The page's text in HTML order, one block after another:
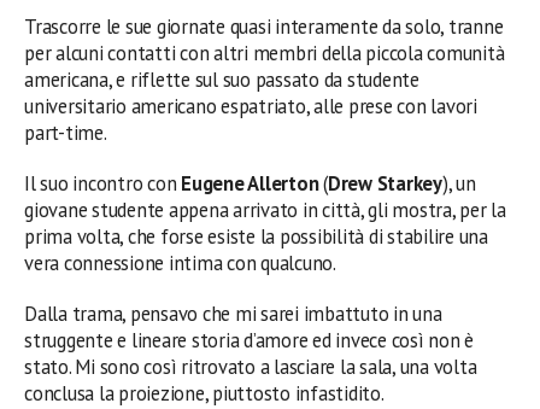
Trascorre le sue giornate quasi interamente da solo, tranne
per alcuni contatti con altri membri della piccola comunità
americana, e riflette sul suo passato da studente
universitario americano espatriato, alle prese con lavori
part-time.
Il suo incontro con Eugene Allerton(Drew Starkey), un
giovane studente appena arrivato in città, gli mostra, per la
prima volta, che forse esiste la possibilità di stabilire una
vera connessione intima con qualcuno.
Dalla trama, pensavo che mi sarei imbattuto in una
struggente e lineare storia d’amore ed invece così non è
stato. Mi sono così ritrovato a lasciare la sala, una volta
conclusa la proiezione, piuttosto infastidito.